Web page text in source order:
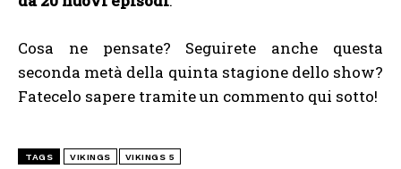
Cosa ne pensate? Seguirete anche questa
seconda metà della quinta stagione dello show?
Fatecelo sapere tramite un commento qui sotto!
TAGS VIKINGS VIKINGS 5